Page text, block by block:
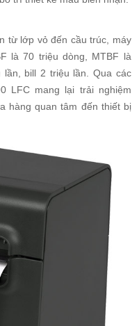
từ lớp vỏ đến cầu trúc, máy
là 70 triệu dòng, MTBF là
bill 2 triệu lần. Qua các
LFC mang lại trải nghiệm
hàng quan tâm đến thiết bị